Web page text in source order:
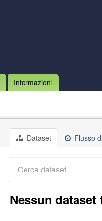
Informazioni
Dataset Flusso
Nessun dataset